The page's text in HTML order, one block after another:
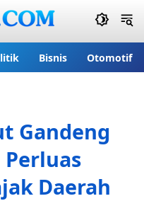
Bisnis Otomotif
Gandeng
Daerah